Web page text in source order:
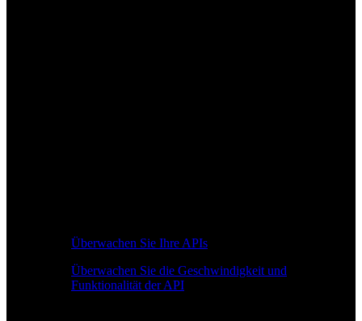
Überwachen Sie Ihre APIs
Überwachen Sie die Geschwindigkeit und
Funktionalität der API